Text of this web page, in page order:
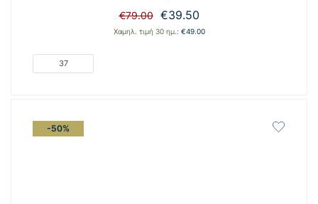
€79.00
Original
price
€39.50Η
τρέχουσα
Χαμηλ. τιμή 30 ημ.: €49.00
37
-50%